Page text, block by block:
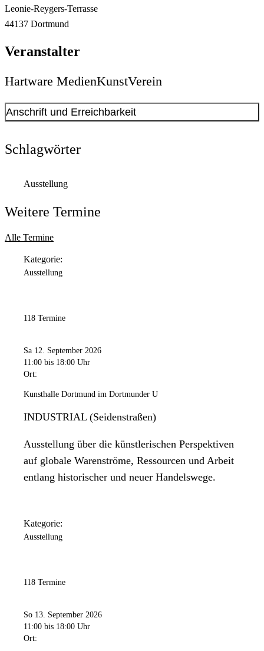
Leonie-Reygers-Terrasse
44137 Dortmund
Veranstalter
Hartware MedienKunstVerein
Anschrift und Erreichbarkeit
Anschrift
Schlagwörter
Ausstellung
Weitere Termine
Alle Termine
Kategorie:
Ausstellung
118 Termine
Sa 12. September 2026
11:00 bis 18:00 Uhr
Ort:
Kunsthalle Dortmund im Dortmunder U
INDUSTRIAL (Seidenstraßen)
Ausstellung über die künstlerischen Perspektiven
auf globale Warenströme, Ressourcen und Arbeit
entlang historischer und neuer Handelswege.
Kategorie:
Ausstellung
118 Termine
So 13. September 2026
11:00 bis 18:00 Uhr
Ort: